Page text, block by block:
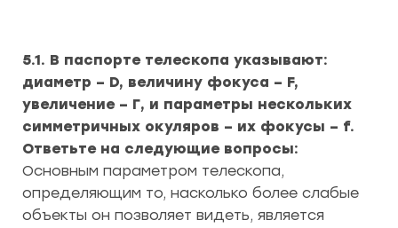
5.1. В паспорте телескопа указывают:
диаметр – D, величину фокуса – F,
увеличение – Г, и параметры нескольких
симметричных окуляров – их фокусы – f.
Ответьте на следующие вопросы:
Основным параметром телескопа,
определяющим то, насколько более слабые
объекты он позволяет видеть, является